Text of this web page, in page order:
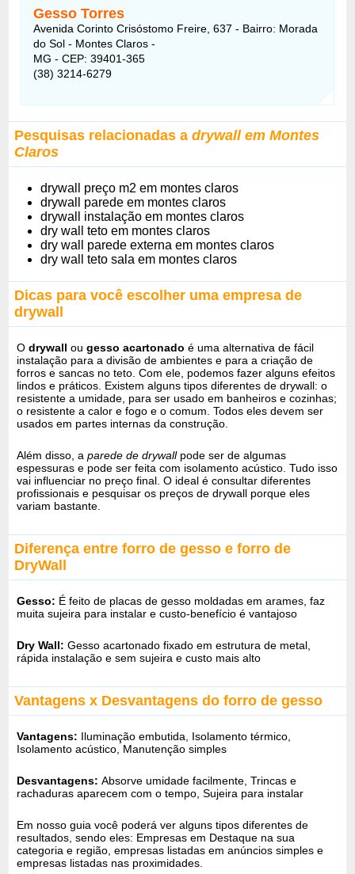
Gesso Torres
Avenida Corinto Crisóstomo Freire, 637 - Bairro: Morada
do Sol - Montes Claros -
MG - CEP: 39401-365
(38) 3214-6279
Pesquisas relacionadas adrywall em Montes
Claros
drywall preço m2 em montes claros
drywall parede em montes claros
drywall instalação em montes claros
dry wall teto em montes claros
dry wall parede externa em montes claros
dry wall teto sala em montes claros
Dicas para você escolher uma empresa de
drywall
Odrywall ougesso acartonado é uma alternativa de fácil
instalação para a divisão de ambientes e para a criação de
forros e sancas no teto. Com ele, podemos fazer alguns efeitos
lindos e práticos. Existem alguns tipos diferentes de drywall: o
resistente a umidade, para ser usado em banheiros e cozinhas;
o resistente a calor e fogo e o comum. Todos eles devem ser
usados em partes internas da construção.
Além disso, aparede de drywallpode ser de algumas
espessuras e pode ser feita com isolamento acústico. Tudo isso
vai influenciar no preço final. O ideal é consultar diferentes
profissionais e pesquisar os preços de drywall porque eles
variam bastante.
Diferença entre forro de gesso e forro de
DryWall
Gesso: É feito de placas de gesso moldadas em arames, faz
muita sujeira para instalar e custo-benefício é vantajoso
Dry Wall:Gesso acartonado fixado em estrutura de metal,
rápida instalação e sem sujeira e custo mais alto
Vantagens x Desvantagens do forro de gesso
Vantagens: Iluminação embutida, Isolamento térmico,
Isolamento acústico, Manutenção simples
Desvantagens:Absorve umidade facilmente, Trincas e
rachaduras aparecem com o tempo, Sujeira para instalar
Em nosso guia você poderá ver alguns tipos diferentes de
resultados, sendo eles: Empresas em Destaque na sua
categoria e região, empresas listadas em anúncios simples e
empresas listadas nas proximidades.